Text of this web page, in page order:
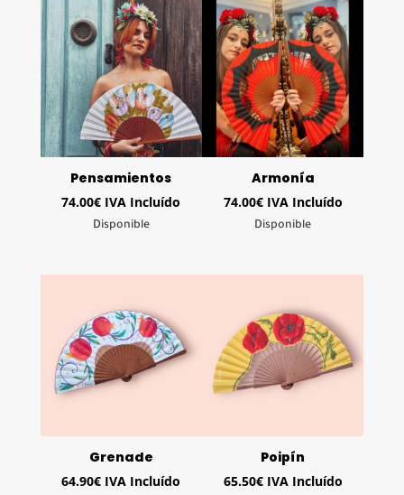
Pensamientos
74.00€ IVA Incluído
Disponible
Armonía
74.00€ IVA Incluído
Disponible
Grenade
64.90€ IVA Incluído
Poipín
65.50€ IVA Incluído